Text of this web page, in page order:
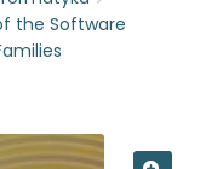
the Software